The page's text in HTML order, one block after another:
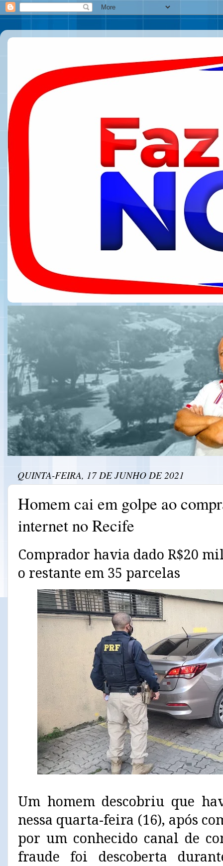
QUINTA-FEIRA, 17 DE JUNHO DE 2021
Homem cai em golpe ao
internet no Recife
Comprador havia dado R$20
o restante em 35 parcelas
Um homem descobriu que
nessa quarta-feira (16), após
por um conhecido canal de
fraude foi descoberta